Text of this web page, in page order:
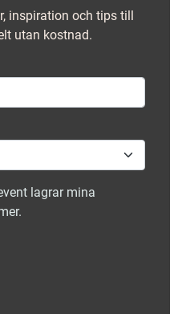
inspiration och tips till
utan kostnad.
lagrar mina